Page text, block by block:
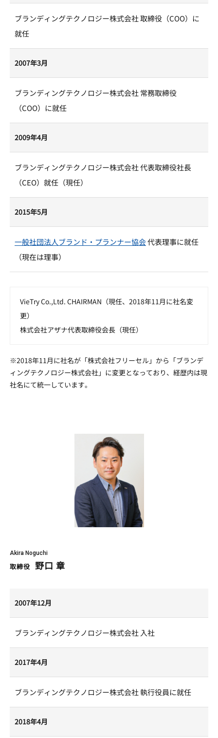
ブランディングテクノロジー株式会社 取締役（COO）に
就任
2007年3月
ブランディングテクノロジー株式会社 常務取締役
（COO）に就任
2009年4月
ブランディングテクノロジー株式会社 代表取締役社長
（CEO）就任（現任）
2015年5月
一般社団法人ブランド・プランナー協会代表理事に就任
（現在は理事）
VieTry Co.,Ltd. CHAIRMAN（現任、2018年11月に社名変
更）
株式会社アザナ代表取締役会長（現任）
※2018年11月に社名が「株式会社フリーセル」から「ブランデ
ィングテクノロジー株式会社」に変更となっており、経歴内は現
社名にて統一しています。
Akira Noguchi
取締役 野口 章
2007年12月
ブランディングテクノロジー株式会社 入社
2017年4月
ブランディングテクノロジー株式会社 執行役員に就任
2018年4月